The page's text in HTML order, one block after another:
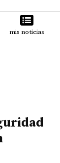
mis noticias